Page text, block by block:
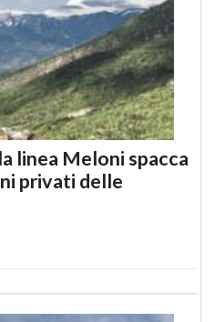
linea Meloni spacca
privati delle